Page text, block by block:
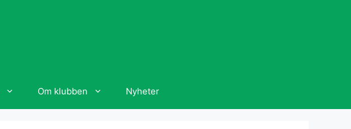
Om klubben Nyheter